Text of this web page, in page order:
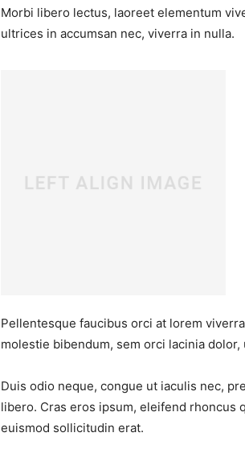
Morbi libero lectus, laoreet elementum
ultrices in accumsan nec, viverra in nulla.
Pellentesque faucibus orci at lorem
molestie bibendum, sem orci lacinia
Duis odio neque, congue ut iaculis nec,
libero. Cras eros ipsum, eleifend rhoncus
euismod sollicitudin erat.